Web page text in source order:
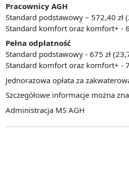
Pracownicy AGH
Standard podstawowy – 572,40 zł
Standard komfort oraz komfort+ -
Pełna odpłatność
Standard podstawowy - 675 zł
Standard komfort oraz komfort+ -
Jednorazowa opłata za
Szczegółowe informacje można
Administracja MS AGH